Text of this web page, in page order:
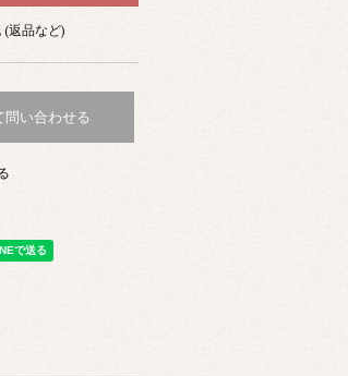
返品など)
問い合わせる